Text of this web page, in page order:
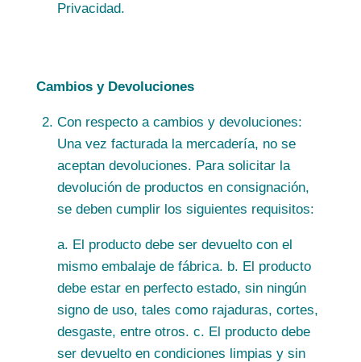
Privacidad.
Cambios y Devoluciones
Con respecto a cambios y devoluciones:
Una vez facturada la mercadería, no se
aceptan devoluciones. Para solicitar la
devolución de productos en consignación,
se deben cumplir los siguientes requisitos:
a. El producto debe ser devuelto con el
mismo embalaje de fábrica. b. El producto
debe estar en perfecto estado, sin ningún
signo de uso, tales como rajaduras, cortes,
desgaste, entre otros. c. El producto debe
ser devuelto en condiciones limpias y sin